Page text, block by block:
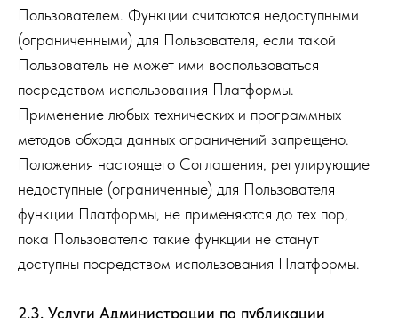
Пользователем. Функции считаются недоступными
(ограниченными) для Пользователя, если такой
Пользователь не может ими воспользоваться
посредством использования Платформы.
Применение любых технических и программных
методов обхода данных ограничений запрещено.
Положения настоящего Соглашения, регулирующие
недоступные (ограниченные) для Пользователя
функции Платформы, не применяются до тех пор,
пока Пользователю такие функции не станут
доступны посредством использования Платформы.
2.3. Услуги Администрации по публикации